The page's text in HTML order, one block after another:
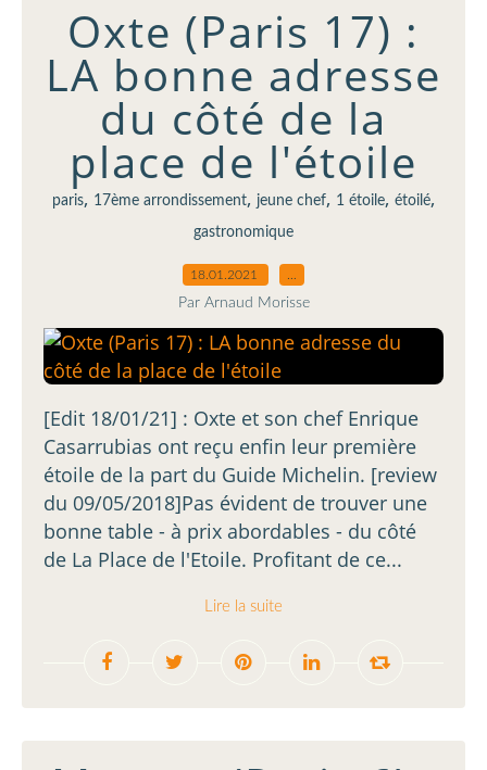
Oxte (Paris 17) :
LA bonne adresse
du côté de la
place de l'étoile
paris, 17ème arrondissement, jeune chef, 1 étoile, étoilé,
gastronomique
18.01.2021
Par Arnaud Morisse
[Edit 18/01/21] : Oxte et son chef Enrique
Casarrubias ont reçu enfin leur première
étoile de la part du Guide Michelin. [review
du 09/05/2018]Pas évident de trouver une
bonne table - à prix abordables - du côté
de La Place de l'Etoile. Profitant de ce...
Lire la suite